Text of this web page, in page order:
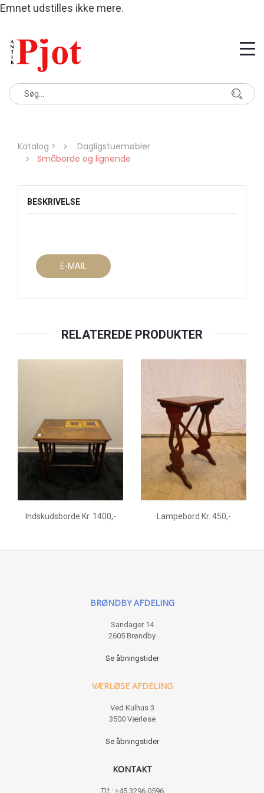
Emnet udstilles ikke mere.
Katalog >
Dagligstuemøbler
Småborde og lignende
BESKRIVELSE
E-MAIL
RELATEREDE PRODUKTER
Indskudsborde Kr. 1400,- Lampebord Kr. 450,-
BRØNDBY AFDELING
Sandager 14
2605 Brøndby
Se åbningstider
VÆRLØSE AFDELING
Ved Kulhus 3
3500 Værløse
Se åbningstider
KONTAKT
Tlf : +45 3296 0596